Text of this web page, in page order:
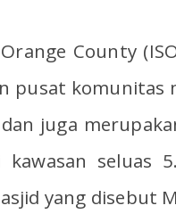
County
pusat komunitas
juga
seluas
yang disebut